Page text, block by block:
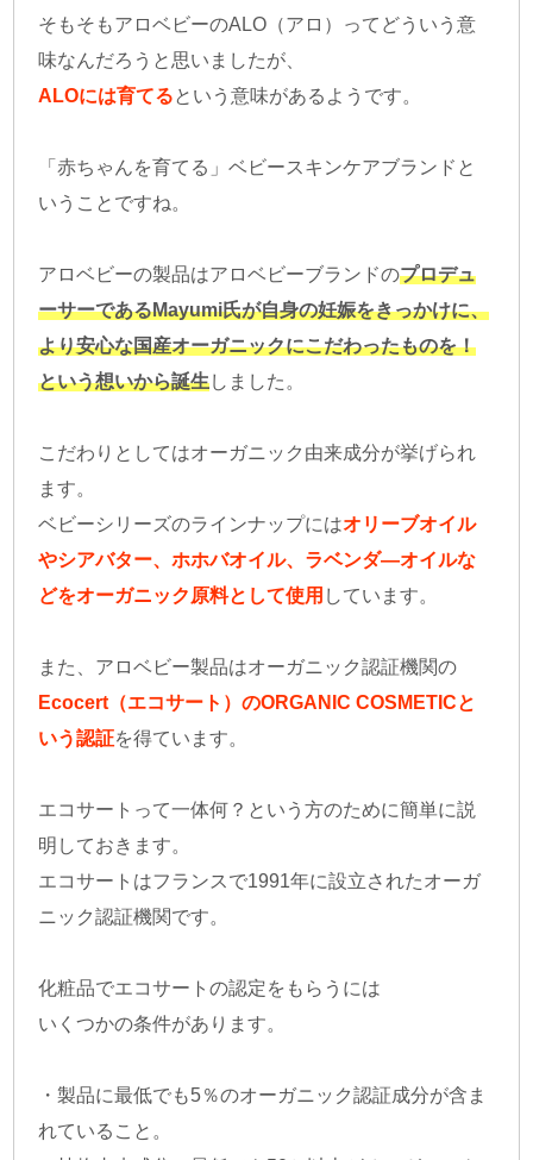
そもそもアロベビーのALO（アロ）ってどういう意
味なんだろうと思いましたが、
ALOには育てる という意味があるようです。
「赤ちゃんを育てる」ベビースキンケアブランドと
いうことですね。
アロベビーの製品はアロベビーブランドのプロデュ
ーサーであるMayumi氏が自身の妊娠をきっかけに、
より安心な国産オーガニックにこだわったものを！
という想いから誕生しました。
こだわりとしてはオーガニック由来成分が挙げられ
ます。
ベビーシリーズのラインナップにはオリーブオイル
やシアバター、ホホバオイル、ラベンダ―オイルな
どをオーガニック原料として使用 しています。
また、アロベビー製品はオーガニック認証機関の
Ecocert（エコサート）のORGANIC COSMETICと
いう認証を得ています。
エコサートって一体何？という方のために簡単に説
明しておきます。
エコサートはフランスで1991年に設立されたオーガ
ニック認証機関です。
化粧品でエコサートの認定をもらうには
いくつかの条件があります。
・製品に最低でも5％のオーガニック認証成分が含ま
れていること。